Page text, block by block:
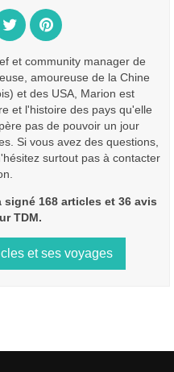
et community manager de
amoureuse de la Chine
et des USA, Marion est
et l'histoire des pays qu'elle
pas de pouvoir un jour
Si vous avez des questions,
surtout pas à contacter
signé 168 articles et 36 avis
TDM.
et ses voyages